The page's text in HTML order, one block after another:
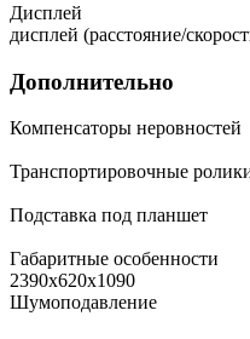
Дисплей
дисплей (расстояние/
Дополнительно
Компенсаторы неровностей
Транспортировочные
Подставка под планшет
Габаритные особенности
2390х620х1090
Шумоподавление